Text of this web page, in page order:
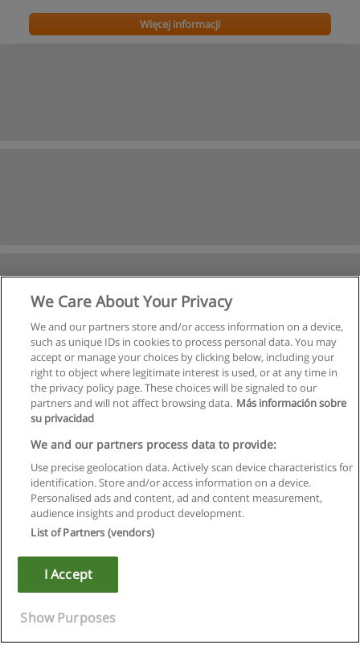
Więcej informacji
Następne
z8
Regulamin
Polityka ochrony danych osobowych
Copyright © Educaedu Business S.L. - CIF : B-95610580: -
We Care About Your Privacy
We and our partners store and/or access information on a device,
such as unique IDs in cookies to process personal data. You may
accept or manage your choices by clicking below, including your
right to object where legitimate interest is used, or at any time in
the privacy policy page. These choices will be signaled to our
partners and will not affect browsing data. Más información sobre
su privacidad
We and our partners process data to provide:
Use precise geolocation data. Actively scan device characteristics for
identification. Store and/or access information on a device.
Personalised ads and content, ad and content measurement,
audience insights and product development.
List of Partners (vendors)
I Accept
Show Purposes